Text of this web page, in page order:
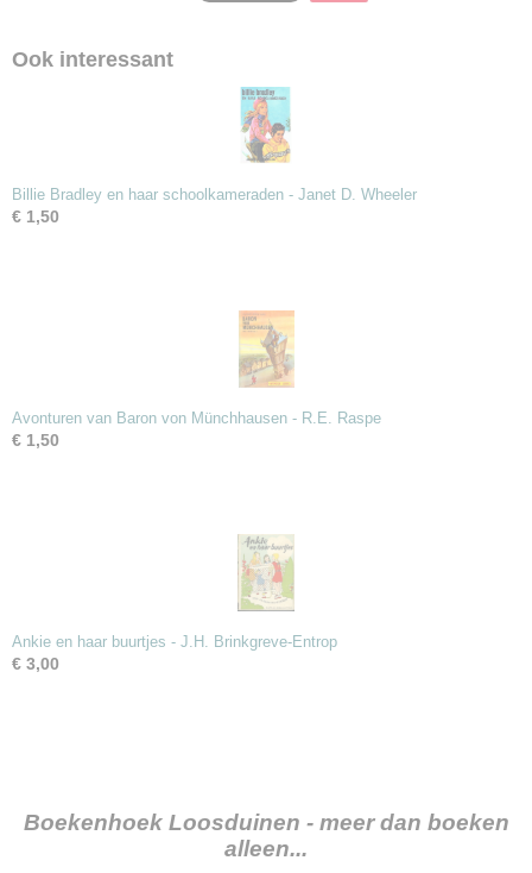
Ook interessant
Billie Bradley en haar schoolkameraden - Janet D. Wheeler
€ 1,50
Avonturen van Baron von Münchhausen - R.E. Raspe
€ 1,50
Ankie en haar buurtjes - J.H. Brinkgreve-Entrop
€ 3,00
Boekenhoek Loosduinen - meer dan boeken
alleen...